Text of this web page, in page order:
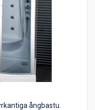
ångbastu.